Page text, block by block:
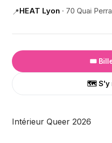
📍HEAT Lyon · 70 Quai
🎟️
🗺️ S'y
Intérieur Queer 2026